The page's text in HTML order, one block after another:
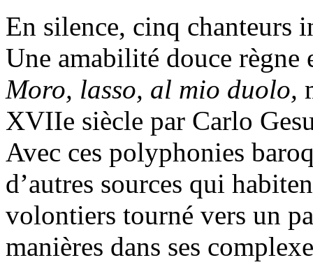
En silence, cinq chanteurs
Une amabilité douce règne
Moro, lasso, al mio duolo,
XVIIe siècle par Carlo
Avec ces polyphonies
d’autres sources qui
volontiers tourné vers un
manières dans ses